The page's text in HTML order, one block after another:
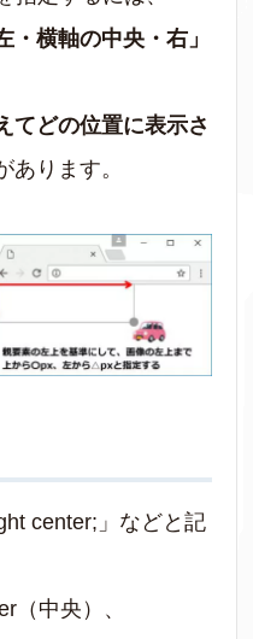
・横軸の中央・右」
てどの位置に表示さ
あります。
center;」などと記
（中央）、